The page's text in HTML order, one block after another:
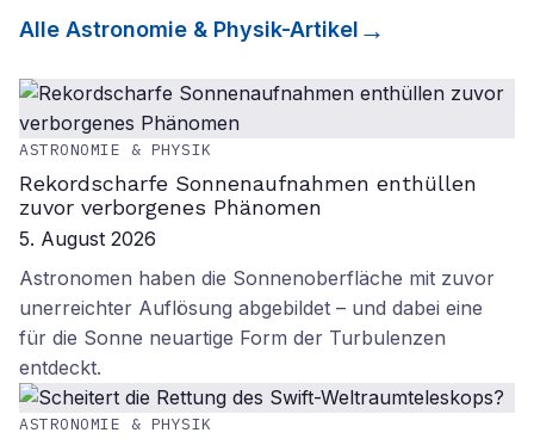
Alle Astronomie & Physik-Artikel
ASTRONOMIE & PHYSIK
Rekordscharfe Sonnenaufnahmen enthüllen
zuvor verborgenes Phänomen
5. August 2026
Astronomen haben die Sonnenoberfläche mit zuvor
unerreichter Auflösung abgebildet – und dabei eine
für die Sonne neuartige Form der Turbulenzen
entdeckt.
ASTRONOMIE & PHYSIK